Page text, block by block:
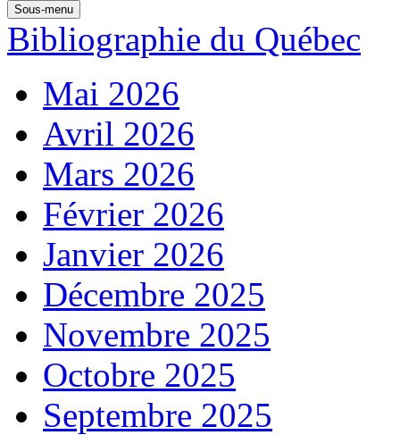
Sous-menu
Bibliographie du Québec
Mai 2026
Avril 2026
Mars 2026
Février 2026
Janvier 2026
Décembre 2025
Novembre 2025
Octobre 2025
Septembre 2025